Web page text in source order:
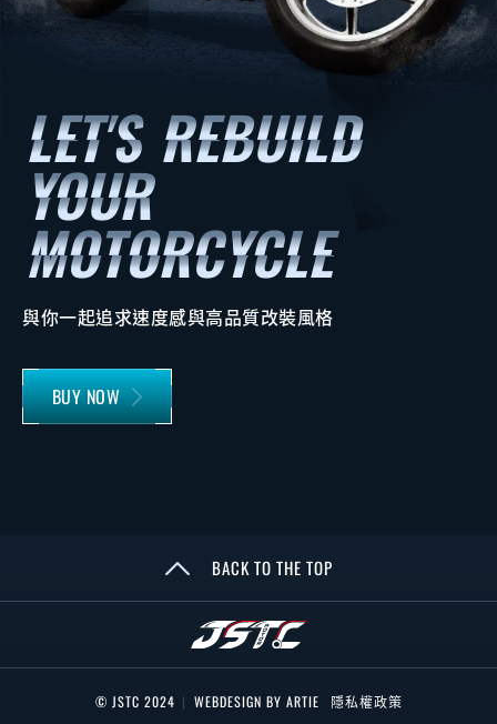
與你一起追求速度感與高品質改裝風格
BUY NOW
BACK TO THE TOP
© JSTC 2024 | WEBDESIGN BY ARTIE 隱私權政策